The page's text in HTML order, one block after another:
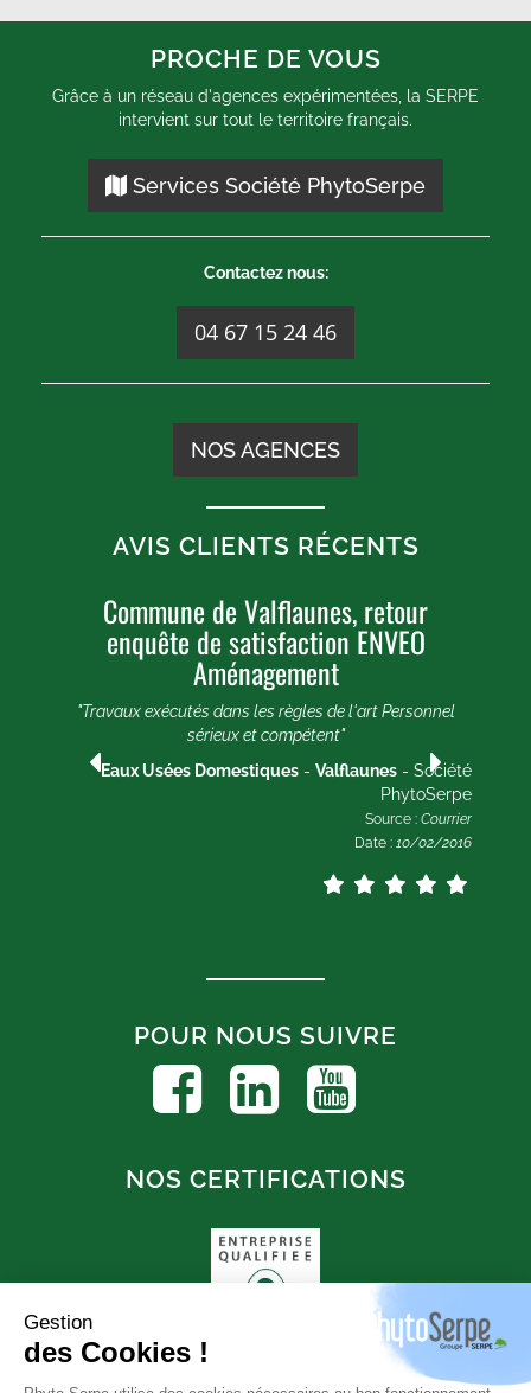
PROCHE DE VOUS
Grâce à un réseau d'agences expérimentées, la SERPE
intervient sur tout le territoire français.
Services Société PhytoSerpe
Contactez nous:
04 67 15 24 46
NOS AGENCES
AVIS CLIENTS RÉCENTS
Commune de Valflaunes, retour
enquête de satisfaction ENVEO
Aménagement
"Travaux exécutés dans les règles de l'art Personnel
sérieux et compétent"
Eaux Usées Domestiques - Valflaunes - Société
PhytoSerpe
Source : Courrier
Date : 10/02/2016
POUR NOUS SUIVRE
NOS CERTIFICATIONS